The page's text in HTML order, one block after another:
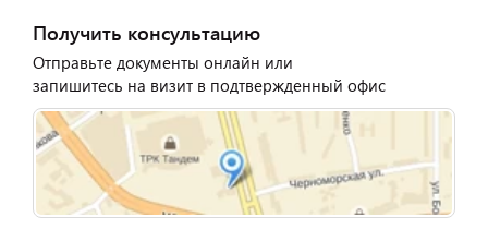
Получить консультацию
Отправьте документы онлайн или
запишитесь на визит в подтвержденный офис